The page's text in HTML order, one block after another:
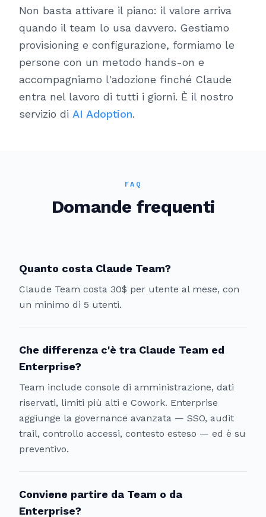
Non basta attivare il piano: il valore arriva
quando il team lo usa davvero. Gestiamo
provisioning e configurazione, formiamo le
persone con un metodo hands-on e
accompagniamo l'adozione finché Claude
entra nel lavoro di tutti i giorni. È il nostro
servizio di AI Adoption.
FAQ
Domande frequenti
Quanto costa Claude Team?
Claude Team costa 30$ per utente al mese, con
un minimo di 5 utenti.
Che differenza c'è tra Claude Team ed
Enterprise?
Team include console di amministrazione, dati
riservati, limiti più alti e Cowork. Enterprise
aggiunge la governance avanzata — SSO, audit
trail, controllo accessi, contesto esteso — ed è su
preventivo.
Conviene partire da Team o da
Enterprise?